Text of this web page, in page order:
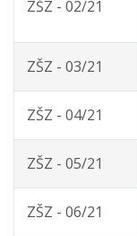
ZŠZ - 02/21
ZŠZ - 03/21
ZŠZ - 04/21
ZŠZ - 05/21
ZŠZ - 06/21